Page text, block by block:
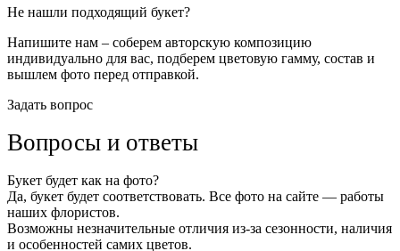
Не нашли подходящий букет?
Напишите нам – соберем авторскую композицию
индивидуально для вас, подберем цветовую гамму, состав и
вышлем фото перед отправкой.
Задать вопрос
Вопросы и ответы
Букет будет как на фото?
Да, букет будет соответствовать. Все фото на сайте — работы
наших флористов.
Возможны незначительные отличия из-за сезонности, наличия
и особенностей самих цветов.